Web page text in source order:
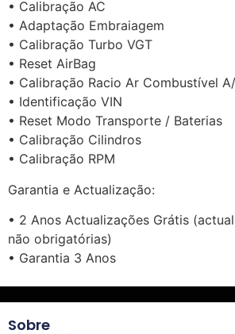
• Calibração AC
• Adaptação Embraiagem
• Calibração Turbo VGT
• Reset AirBag
• Calibração Racio Ar Combustível
• Identificação VIN
• Reset Modo Transporte / Baterias
• Calibração Cilindros
• Calibração RPM
Garantia e Actualização:
• 2 Anos Actualizações Grátis
não obrigatórias)
• Garantia 3 Anos
Sobre